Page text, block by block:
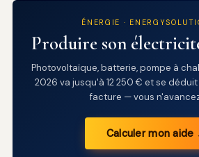
ÉNERGIE ·
Produire son
Photovoltaïque, batterie, pompe à
2026 va jusqu'à 12 250 € et se
facture — vous
Calculer mon aide